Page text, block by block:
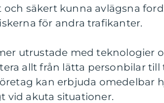
säkert kunna avlägsna
för andra trafikanter.
utrustade med teknologier
allt från lätta personbilar till
kan erbjuda omedelbar
vid akuta situationer.